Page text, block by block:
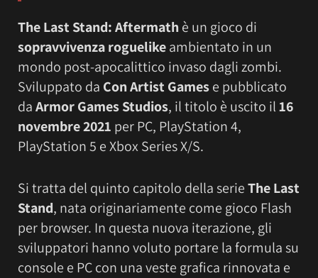
The Last Stand: Aftermathè un gioco di
sopravvivenza roguelikeambientato in un
mondo post-apocalittico invaso dagli zombi.
Sviluppato da Con Artist Gamese pubblicato
daArmor Games Studios, il titolo è uscito il16
novembre 2021 per PC, PlayStation 4,
PlayStation 5 e Xbox Series X/S.
Si tratta del quinto capitolo della serieThe Last
Stand, nata originariamente come gioco Flash
per browser. In questa nuova iterazione, gli
sviluppatori hanno voluto portare la formula su
console e PC con una veste grafica rinnovata e